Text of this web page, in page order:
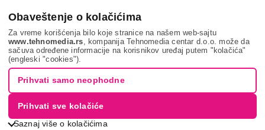
Obaveštenje o kolačićima
Za vreme korišćenja bilo koje stranice na našem web-sajtu
www.tehnomedia.rs , kompanija Tehnomedia centar d.o.o. može da
sačuva određene informacije na korisnikov uređaj putem "kolačića"
(engleski "cookies").
Saznaj više o kolačićima
Prihvati samo neophodne
Prihvati sve kolačiće
Tv, audio, video i foto Slušalice
Overhead slušalice
Sony whch520b.c...